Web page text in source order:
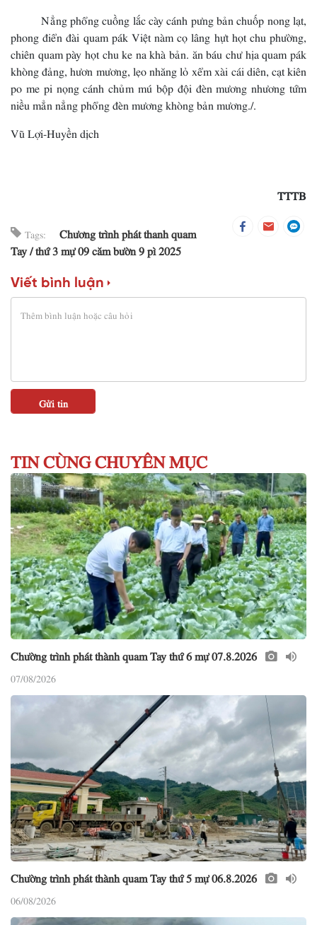
Nẳng phổng cuồng lắc cày cánh pưng bản chuốp nong lạt,
phong điển đài quam pák Việt nàm cọ lâng hựt họt chu phường,
chiên quam pày họt chu ke na khà bản. ăn báu chư hịa quam pák
khòng đảng, hươn mương, lẹo nhăng lỏ xểm xài cái diên, cạt kiên
po me pi nọng cánh chủm mú bộp đội đèn mương nhương tứm
niều mẳn nẳng phổng đèn mương khòng bản mương./.
Vũ Lợi-Huyền dịch
TTTB
Tags:
Chương trình phát thanh quam
Tay thứ 3 mự 09 căm bườn 9 pì 2025
Viết bình luận
TIN CÙNG CHUYÊN MỤC
Chường trình phát thành quam Tay thứ 6 mự 07.8.2026
07/08/2026
Chường trình phát thành quam Tay thứ 5 mự 06.8.2026
06/08/2026